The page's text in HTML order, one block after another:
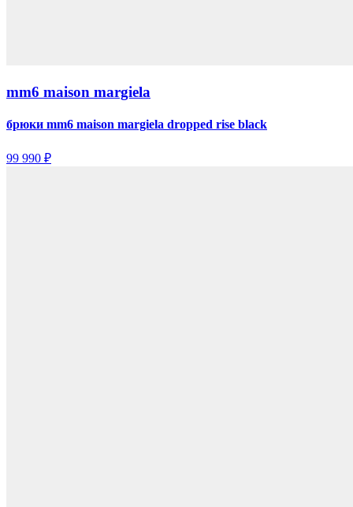
mm6 maison margiela
брюки mm6 maison margiela dropped rise black
99 990 ₽